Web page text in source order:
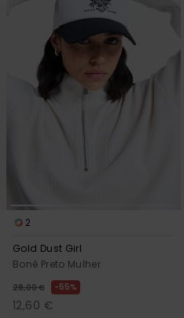
2
Gold Dust Girl
Boné Preto Mulher
28,00 € 55%
12,60 €